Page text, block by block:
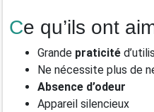
Ce qu’ils ont
Grande praticité
Ne nécessite plus de
Absence d’odeur
Appareil silencieux